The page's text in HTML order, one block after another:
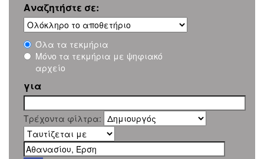
Αναζητήστε σε:
Όλα τα τεκμήρια
Μόνο τα τεκμήρια με ψηφιακό
αρχείο
για
Τρέχοντα φίλτρα: